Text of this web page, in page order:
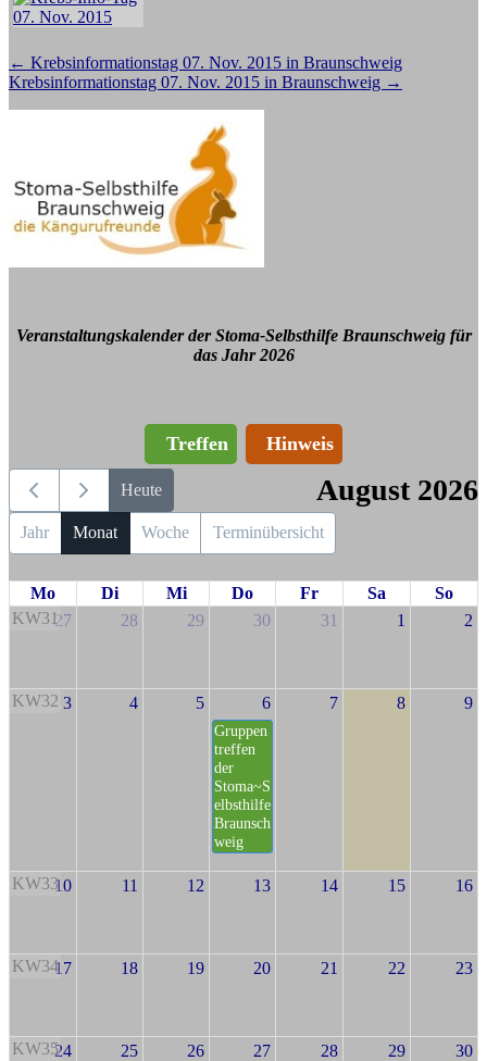
Beitragsnavigation
← Krebsinformationstag 07. Nov. 2015 in Braunschweig
Krebsinformationstag 07. Nov. 2015 in Braunschweig →
Veranstaltungskalender der Stoma-Selbsthilfe Braunschweig für
das Jahr 2026
Treffen Hinweis
Heute August 2026
Jahr Monat Woche Terminübersicht
Mo Di Mi Do Fr Sa
So
KW3127 28 29 30 31 1 2
KW32 3 4 5 6
Gruppen
treffen
der
Stoma~S
elbsthilfe
Braunsch
weig
7 8 9
KW3310 11 12 13 14 15 16
KW3417 18 19 20 21 22 23
KW3524 25 26 27 28 29 30